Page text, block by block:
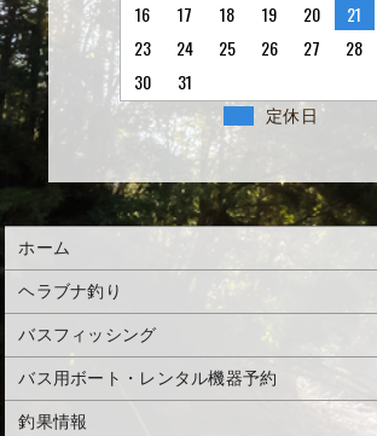
16
17 18 19 20 21
23
24 25 26 27 28
30
31
定休日
ホーム
ヘラブナ釣り
バスフィッシング
バス用ボート・レンタル機器予約
釣果情報